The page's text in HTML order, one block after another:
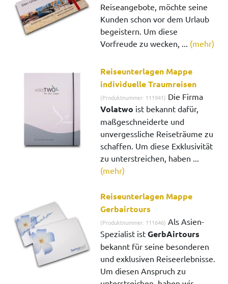
Reiseangebote, möchte seine
Kunden schon vor dem Urlaub
begeistern. Um diese
Vorfreude zu wecken, ... (mehr)
Reiseunterlagen Mappe
individuelle Traumreisen
(Produktnummer: 111941) Die Firma
Volatwo ist bekannt dafür,
maßgeschneiderte und
unvergessliche Reiseträume zu
schaffen. Um diese Exklusivität
zu unterstreichen, haben ...
(mehr)
Reiseunterlagen Mappe
Gerbairtours
(Produktnummer: 111646) Als Asien-
Spezialist istGerbAirtours
bekannt für seine besonderen
und exklusiven Reiseerlebnisse.
Um diesen Anspruch zu